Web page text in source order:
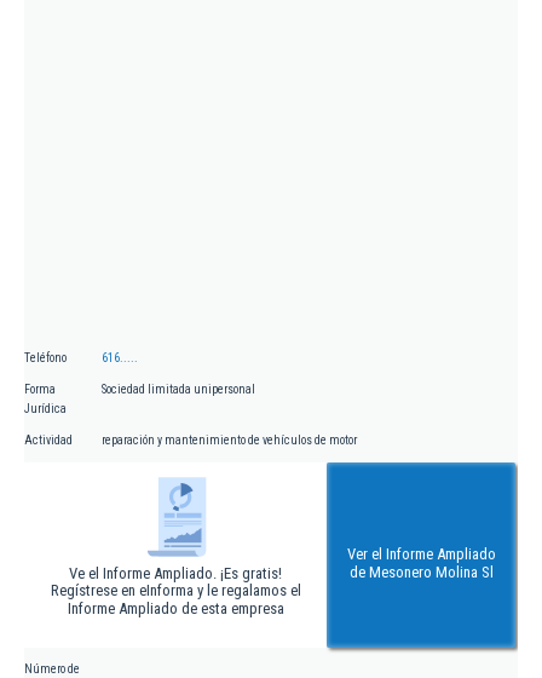
Teléfono 616.....
Forma
Jurídica
Sociedad limitada unipersonal
Actividad reparación y mantenimiento de vehículos de motor
Ve el Informe Ampliado. ¡Es gratis!
Regístrese en eInforma y le regalamos el
Informe Ampliado de esta empresa
Ver el Informe Ampliado
de Mesonero Molina Sl
Número de